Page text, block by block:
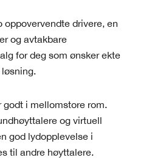
oppovervendte drivere, en
og avtakbare
for deg som ønsker ekte
godt i mellomstore rom.
og virtuell
god lydopplevelse i
til andre høyttalere.